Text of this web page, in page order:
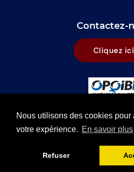
Nous utilisons des cookies pour
votre expérience. En savoir plus
Refuser
Contactez-
Cliquez ici